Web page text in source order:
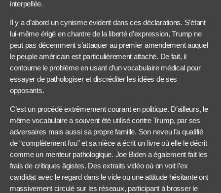
interpellée.
Il y a d’abord un cynisme évident dans ces déclarations. S’étant
lui-même érigé en chantre de la liberté d’expression, Trump ne
peut pas décemment s’attaquer au premier amendement auquel
le peuple américain est particulièrement attaché. De fait, il
contourne le problème en usant d’un vocabulaire médical pour
essayer de pathologiser et discréditer les idées de ses
opposants.
C’est un procédé extrêmement courant en politique. D’ailleurs, le
même vocabulaire a souvent été utilisé contre Trump, par ses
adversaires mais aussi sa propre famille. Son neveu l’a qualifié
de “complètement fou” et sa nièce a écrit un livre où elle le décrit
comme un menteur pathologique. Joe Biden a également fait les
frais de critiques âgistes. Des extraits vidéo où on voit l’ex
candidat avec le regard dans le vide ou une attitude hésitante ont
massivement circulé sur les réseaux, participant à brosser le